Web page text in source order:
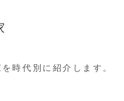
を時代別に紹介します。